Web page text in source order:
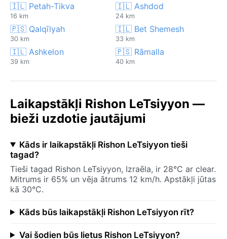
🇮🇱 Petah-Tikva
16 km
🇮🇱 Ashdod
24 km
🇵🇸 Qalqīlyah
30 km
🇮🇱 Bet Shemesh
33 km
🇮🇱 Ashkelon
39 km
🇵🇸 Rāmalla
40 km
Laikapstākļi Rishon LeTsiyyon —
bieži uzdotie jautājumi
Kāds ir laikapstākļi Rishon LeTsiyyon tieši
tagad?
Tieši tagad Rishon LeTsiyyon, Izraēla, ir 28°C ar clear.
Mitrums ir 65% un vēja ātrums 12 km/h. Apstākļi jūtas
kā 30°C.
Kāds būs laikapstākļi Rishon LeTsiyyon rīt?
Vai šodien būs lietus Rishon LeTsiyyon?